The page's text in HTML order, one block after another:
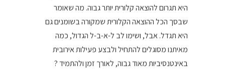
היא תגרום להוצאה קלורית יותר גבוה. מה שאומר
שבסך הכל ההוצאה הקלורית שמקורה בשומנים גם
היא תגדל. אבל, ושימו לב ל-א-ב-ל הגדול, כמה
מאיתנו מסוגלים להתחיל ולבצע פעילות אירובית
באינטנסיביות מאוד גבוה, לאורך זמן ולהתמיד ?